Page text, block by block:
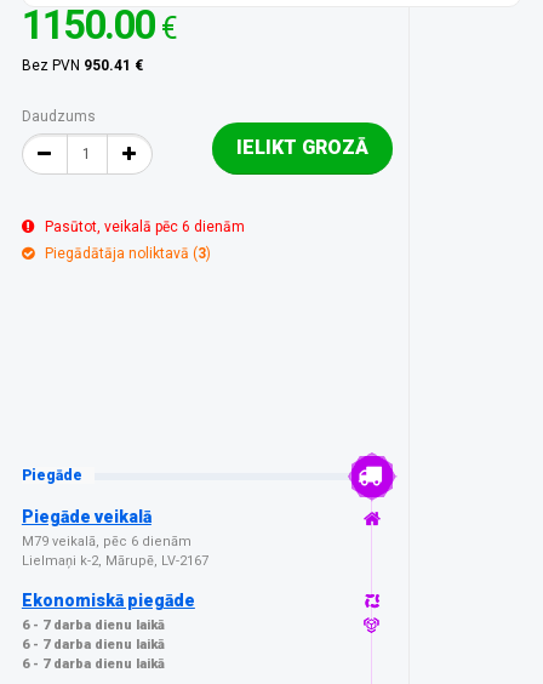
1150.00 €
Bez PVN 950.41 €
Daudzums
IELIKT GROZĀ
Pasūtot, veikalā pēc 6 dienām
Piegādātāja noliktavā (3)
Piegāde
Piegāde veikalā
M79 veikalā, pēc 6 dienām
Lielmaņi k-2, Mārupē, LV-2167
Ekonomiskā piegāde
6 - 7 darba dienu laikā
6 - 7 darba dienu laikā
6 - 7 darba dienu laikā